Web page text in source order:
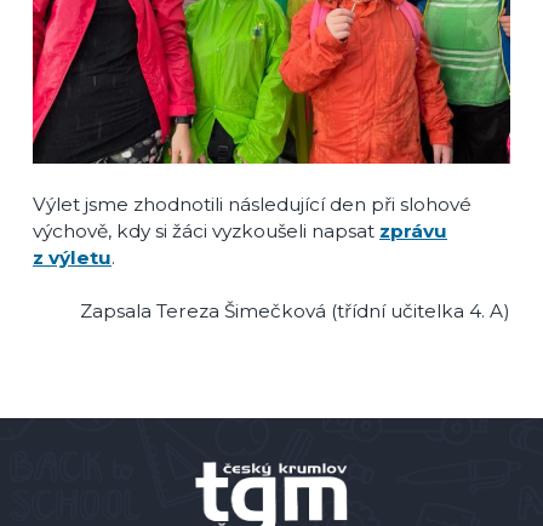
Výlet jsme zhodnotili následující den při slohové
výchově, kdy si žáci vyzkoušeli napsat zprávu
z výletu.
Zapsala Tereza Šimečková (třídní učitelka 4. A)